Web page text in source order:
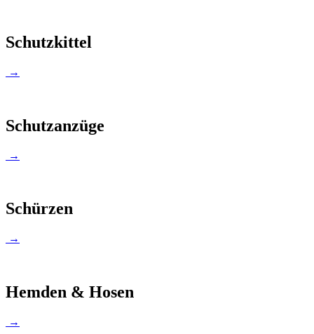
Schutzkittel
→
Schutzanzüge
→
Schürzen
→
Hemden & Hosen
→